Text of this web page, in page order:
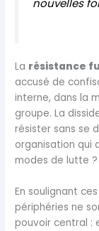
La résistance
accusé de
interne, dans la
groupe. La
résister sans se
organisation qui
modes de lutte ?
En soulignant
périphéries ne
pouvoir central :